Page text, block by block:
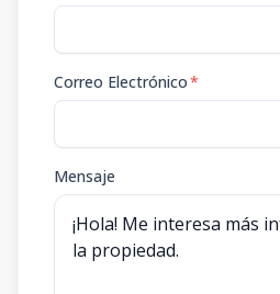
Correo Electrónico*
Mensaje